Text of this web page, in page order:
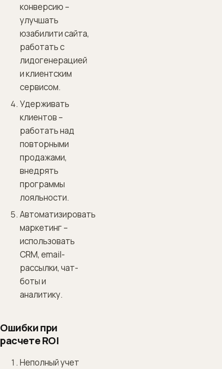
конверсию –
улучшать
юзабилити сайта,
работать с
лидогенерацией
и клиентским
сервисом.
Удерживать
клиентов –
работать над
повторными
продажами,
внедрять
программы
лояльности.
Автоматизировать
маркетинг –
использовать
CRM, email-
рассылки, чат-
боты и
аналитику.
Ошибки при
расчете ROI
Неполный учет